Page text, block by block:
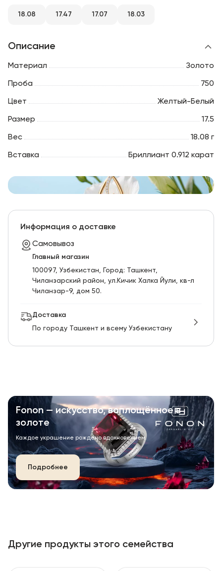
18.08 17.47 17.07 18.03
Описание
Материал Золото
Проба 750
Цвет Желтый-Белый
Размер 17.5
Вес 18.08 г
Вставка Бриллиант 0.912 карат
Информация о доставке
Самовывоз
Главный магазин
100097, Узбекистан, Город: Ташкент,
Чиланзарский pайон, ул.Кичик Халка Йули, кв-л
Чиланзар-9, дом 50.
Доставка
По городу Ташкент и всему Узбекистану
Fonon — искусство, воплощённое в
золоте
Каждое украшение рождено вдохновением.
Подробнее
Другие продукты этого семейства